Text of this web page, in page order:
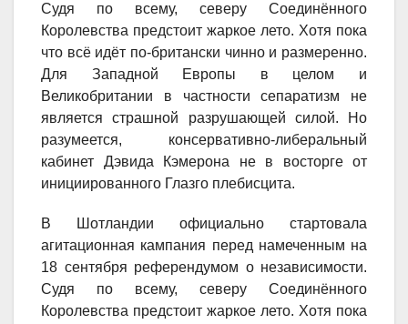
Судя по всему, северу Соединённого
Королевства предстоит жаркое лето. Хотя пока
что всё идёт по-британски чинно и размеренно.
Для Западной Европы в целом и
Великобритании в частности сепаратизм не
является страшной разрушающей силой. Но
разумеется, консервативно-либеральный
кабинет Дэвида Кэмерона не в восторге от
инициированного Глазго плебисцита.
В Шотландии официально стартовала
агитационная кампания перед намеченным на
18 сентября референдумом о независимости.
Судя по всему, северу Соединённого
Королевства предстоит жаркое лето. Хотя пока